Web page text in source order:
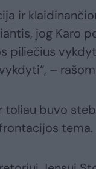
ir
jog Karo
piliečius
–
toliau buvo
tema.